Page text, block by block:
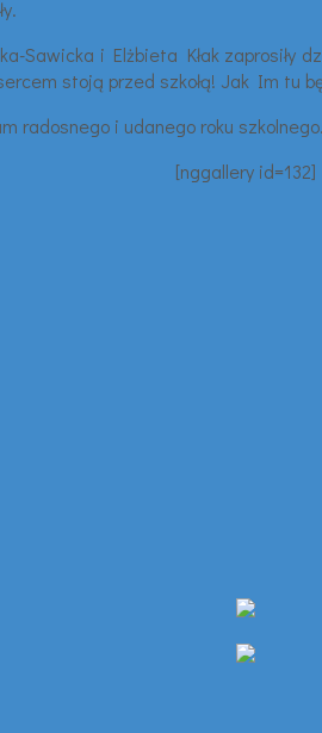
Sawicka i Elżbieta Kłak
stoją przed szkołą! Jak Im tu
radosnego i udanego roku szkolnego.
[nggallery id=132]